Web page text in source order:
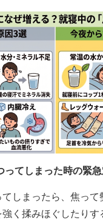
ってしまった時の緊
しまったら、焦って
強く揉みほぐしたり